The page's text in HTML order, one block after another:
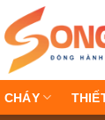
CHÁY